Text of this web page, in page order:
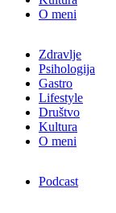
O meni
Zdravlje
Psihologija
Gastro
Lifestyle
Društvo
Kultura
O meni
Podcast